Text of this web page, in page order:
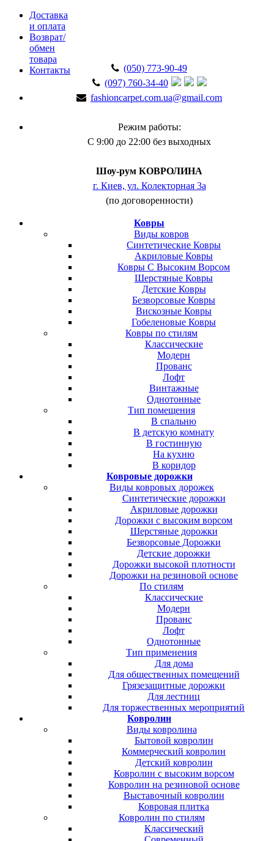
Доставка
и оплата
Возврат/
обмен
товара
Контакты
(050) 773-90-49
(097) 760-34-40
fashioncarpet.com.ua@gmail.com
Режим работы:
С 9:00 до 22:00 без выходных
Шоу-рум КОВРОЛИНА
г. Киев, ул. Колекторная 3а
(по договоренности)
Ковры
Виды ковров
Синтетические Ковры
Акриловые Ковры
Ковры С Высоким Ворсом
Шерстяные Ковры
Детские Ковры
Безворсовые Ковры
Вискозные Ковры
Гобеленовые Ковры
Ковры по стилям
Классические
Модерн
Прованс
Лофт
Винтажные
Однотонные
Тип помещения
В спальню
В детскую комнату
В гостинную
На кухню
В коридор
Ковровые дорожки
Виды ковровых дорожек
Синтетические дорожки
Акриловые дорожки
Дорожки с высоким ворсом
Шерстяные дорожки
Безворсовые Дорожки
Детские дорожки
Дорожки высокой плотности
Дорожки на резиновой основе
По стилям
Классические
Модерн
Прованс
Лофт
Однотонные
Тип применения
Для дома
Для общественных помещений
Грязезащитные дорожки
Для лестниц
Для торжественных мероприятий
Ковролин
Виды ковролина
Бытовой ковролин
Коммерческий ковролин
Детский ковролин
Ковролин с высоким ворсом
Ковролин на резиновой основе
Выставочный ковролин
Ковровая плитка
Ковролин по стилям
Классический